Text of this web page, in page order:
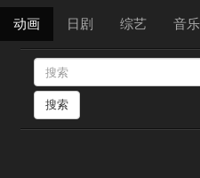
动画 日剧 综艺 音乐
搜索